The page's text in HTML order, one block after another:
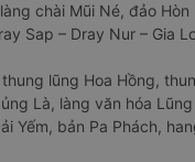
chài Mũi Né, đảo Hòn
Sap – Dray Nur – Gia
lũng Hoa Hồng,
Là, làng văn hóa Lũng
Yếm, bản Pa Phách,